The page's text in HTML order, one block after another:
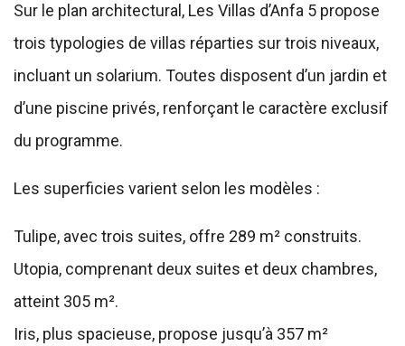
Sur le plan architectural, Les Villas d’Anfa 5 propose
trois typologies de villas réparties sur trois niveaux,
incluant un solarium. Toutes disposent d’un jardin et
d’une piscine privés, renforçant le caractère exclusif
du programme.
Les superficies varient selon les modèles :
Tulipe, avec trois suites, offre 289 m² construits.
Utopia, comprenant deux suites et deux chambres,
atteint 305 m².
Iris, plus spacieuse, propose jusqu’à 357 m²